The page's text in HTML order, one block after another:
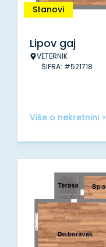
Stanovi
Lipov gaj
VETERNIK
ŠIFRA: #521718
Više o nekretnini >